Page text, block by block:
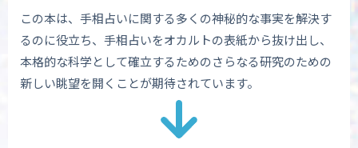
この本は、手相占いに関する多くの神秘的な事実を解決す
るのに役立ち、手相占いをオカルトの表紙から抜け出し、
本格的な科学として確立するためのさらなる研究のための
新しい眺望を開くことが期待されています。